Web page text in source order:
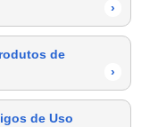
›
de
›
de Uso